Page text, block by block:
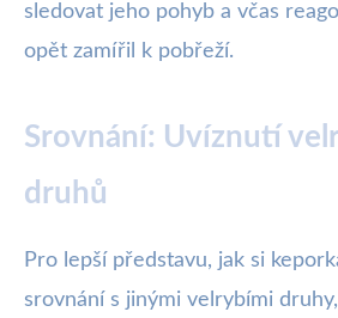
sledovat jeho pohyb a včas
opět zamířil k pobřeží.
Srovnání: Uvíznutí
druhů
Pro lepší představu, jak si
srovnání s jinými velrybími